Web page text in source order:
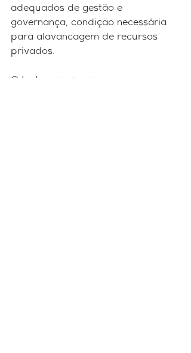
adequados de gestão e
governança, condição necessária
para alavancagem de recursos
privados.
O texto, que segue agora para